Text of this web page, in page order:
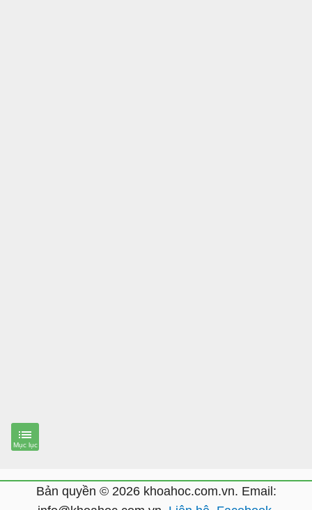
Bản quyền © 2026 khoahoc.com.vn. Email: